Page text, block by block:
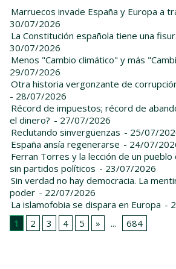
Marruecos invade España y Europa a
30/07/2026
La Constitución española tiene una
30/07/2026
Menos "Cambio climático" y más
29/07/2026
Otra historia vergonzante de
- 28/07/2026
Récord de impuestos; récord de
el dinero? - 27/07/2026
Reclutando sinvergüenzas - 25/07/
España ansía regenerarse - 24/07/
Ferran Torres y la lección de un
sin partidos políticos - 23/07/2026
Sin verdad no hay democracia. La
poder - 22/07/2026
La islamofobia se dispara en Europa -
1
2 3 4 5 » ... 684